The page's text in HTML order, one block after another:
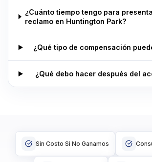
¿Cuánto tiempo tengo para
reclamo en Huntington Park?
¿Qué tipo de compensación
¿Qué debo hacer después del
Sin Costo Si No Ganamos